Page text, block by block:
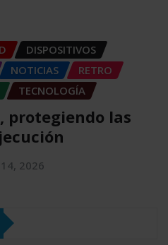
DISPOSITIVOS
NOTICIAS
RETRO
TECNOLOGÍA
protegiendo las
14, 2026